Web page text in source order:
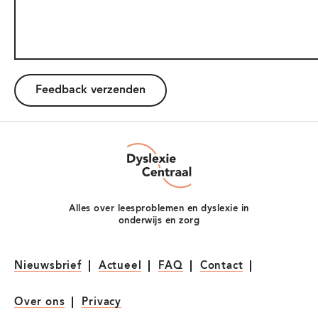
Centraal
Alles over leesproblemen en dyslexie in
onderwijs en zorg
Nieuwsbrief Actueel FAQ Contact
Over ons Privacy